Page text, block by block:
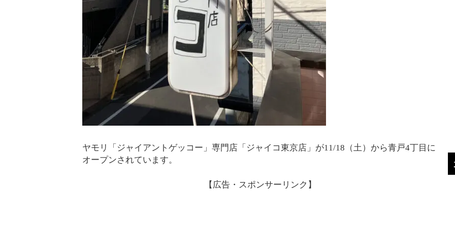
ヤモリ「ジャイアントゲッコー」専門店「ジャイコ東京店」が11/18（土）から青戸4丁目に
オープンされています。
【広告・スポンサーリンク】